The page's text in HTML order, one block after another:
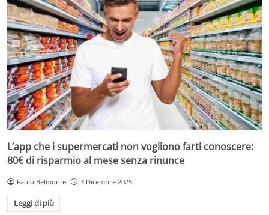
L’app che i supermercati non vogliono farti conoscere:
80€ di risparmio al mese senza rinunce
Fabio Belmonte 3 Dicembre 2025
Leggi di più